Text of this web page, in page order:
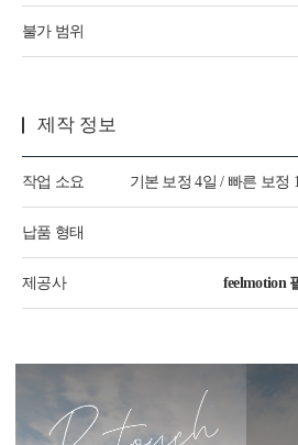
불가 범위
제작 정보
작업 소요 기본 보정 4일 / 빠른 보정
납품 형태
제공사 feelmotion